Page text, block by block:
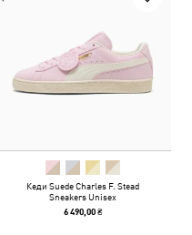
Кеди Suede Charles F. Stead
Sneakers Unisex
6 490,00 ₴